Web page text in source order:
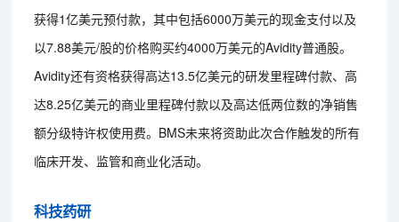
获得1亿美元预付款，其中包括6000万美元的现金支付以及
以7.88美元/股的价格购买约4000万美元的Avidity普通股。
Avidity还有资格获得高达13.5亿美元的研发里程碑付款、高
达8.25亿美元的商业里程碑付款以及高达低两位数的净销售
额分级特许权使用费。BMS未来将资助此次合作触发的所有
临床开发、监管和商业化活动。
科技药研